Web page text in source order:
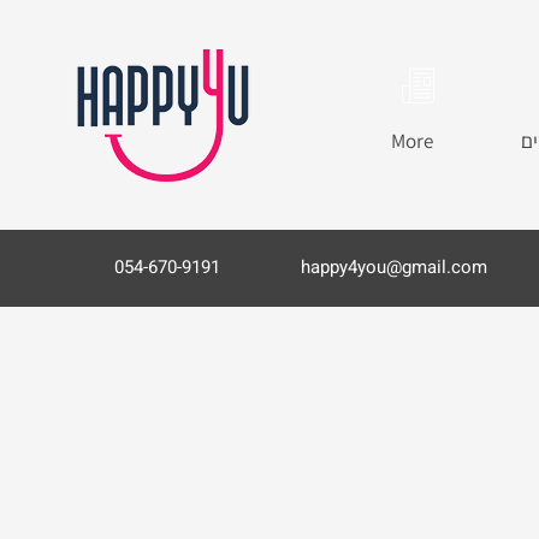
More
054-670-9191 happy4you@gmail.com